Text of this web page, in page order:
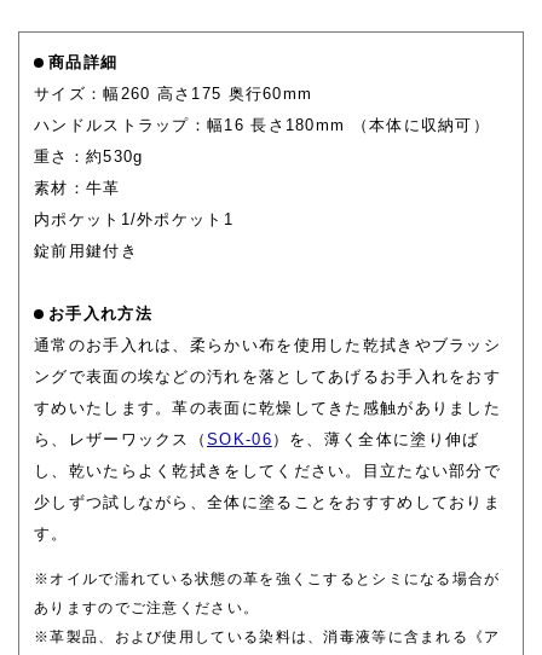
商品詳細
サイズ：幅260 高さ175 奥行60mm
ハンドルストラップ：幅16 長さ180mm （本体に収納可）
重さ：約530g
素材：牛革
内ポケット1/外ポケット1
錠前用鍵付き
お手入れ方法
通常のお手入れは、柔らかい布を使用した乾拭きやブラッシ
ングで表面の埃などの汚れを落としてあげるお手入れをおす
すめいたします。革の表面に乾燥してきた感触がありました
ら、レザーワックス（SOK-06 ）を、薄く全体に塗り伸ば
し、乾いたらよく乾拭きをしてください。目立たない部分で
少しずつ試しながら、全体に塗ることをおすすめしておりま
す。
※オイルで濡れている状態の革を強くこするとシミになる場合が
ありますのでご注意ください。
※革製品、および使用している染料は、消毒液等に含まれる《ア